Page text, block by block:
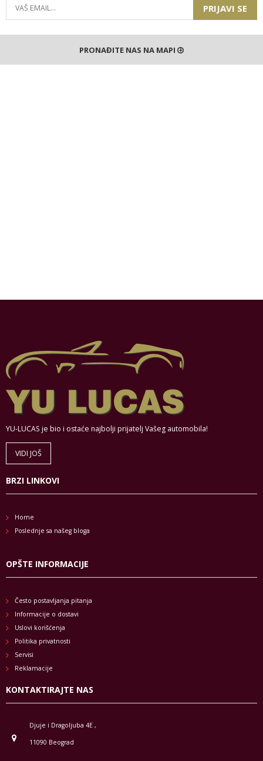
PRIJAVI SE
PRONAĐITE NAS NA MAPI
YU-LUCAS je bio i ostaće najbolji prijatelj Vašeg automobila!
VIDI JOŠ
BRZI LINKOVI
Home
Poslednje sa našeg bloga
OPŠTE INFORMACIJE
Često postavljanja pitanja
Informacije o dostavi
Uslovi korišćenja
Politika privatnosti
Servisi
Reklamacije
KONTAKTIRAJTE NAS
Djuje i Dragoljuba 4E ,
11090 Beograd